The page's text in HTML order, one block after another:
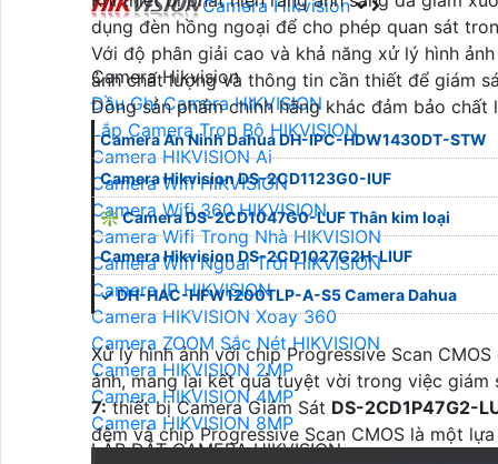
Camera Hikvision
Camera Hikvision
Đầu Ghi Camera HIKVISION
Lắp Camera Trọn Bộ HIKVISION
Camera HIKVISION Ai
Camera Wifi HIKVISION
Camera Wifi 360 HIKVISION
Camera Wifi Trong Nhà HIKVISION
Camera Wifi Ngoài Trời HIKVISION
Camera IP HIKVISION
Camera HIKVISION Xoay 360
Camera ZOOM Sắc Nét HIKVISION
Camera HIKVISION 2MP
Camera HIKVISION 4MP
Camera HIKVISION 8MP
LẮP ĐẶT CAMERA HIKVISION
dụng đèn hồng ngoại để cho phép quan sát
Với độ phân giải cao và khả năng xử lý hình
ảnh chất lượng và thông tin cần thiết để giám
Dòng sản phẩm chính hãng khác đảm bảo chất
Camera An Ninh Dahua DH-IPC-HDW1430DT-STW
Camera Hikvision DS-2CD1123G0-IUF
❇ Camera DS-2CD1047G0-LUF Thân kim loại
Camera Hikvision DS-2CD1027G2H-LIUF
✓ DH-HAC-HFW1200TLP-A-S5 Camera Dahua
Xử lý hình ảnh với chip Progressive Scan
ảnh, mang lại kết quả tuyệt vời trong việc giám
7:thiết bị Camera Giám Sát DS-2CD1P47G2-
đêm và chip Progressive Scan CMOS là một